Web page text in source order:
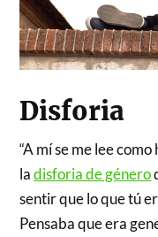
Disforia
“A mí se me lee
ladisforia de género
sentir que lo que tú
Pensaba que era